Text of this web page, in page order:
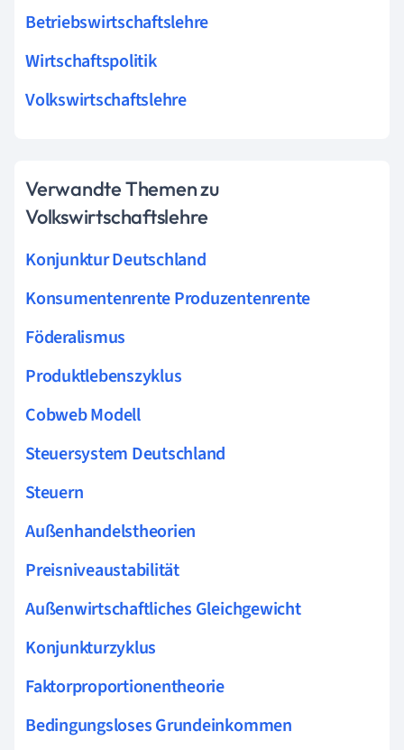
Betriebswirtschaftslehre
Wirtschaftspolitik
Volkswirtschaftslehre
Verwandte Themen zu
Volkswirtschaftslehre
Konjunktur Deutschland
Konsumentenrente Produzentenrente
Föderalismus
Produktlebenszyklus
Cobweb Modell
Steuersystem Deutschland
Steuern
Außenhandelstheorien
Preisniveaustabilität
Außenwirtschaftliches Gleichgewicht
Konjunkturzyklus
Faktorproportionentheorie
Bedingungsloses Grundeinkommen